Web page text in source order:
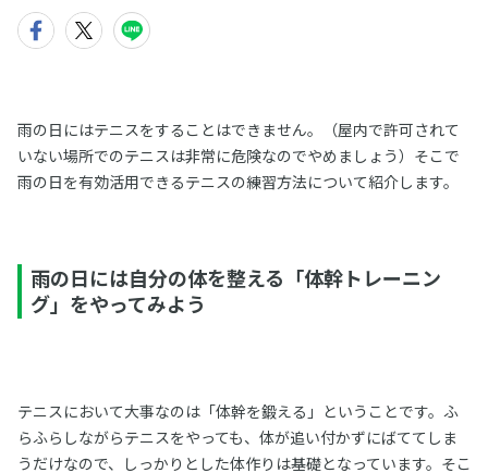
雨の日にはテニスをすることはできません。（屋内で許可されて
いない場所でのテニスは非常に危険なのでやめましょう）そこで
雨の日を有効活用できるテニスの練習方法について紹介します。
雨の日には自分の体を整える「体幹トレーニン
グ」をやってみよう
テニスにおいて大事なのは「体幹を鍛える」ということです。ふ
らふらしながらテニスをやっても、体が追い付かずにばててしま
うだけなので、しっかりとした体作りは基礎となっています。そこ